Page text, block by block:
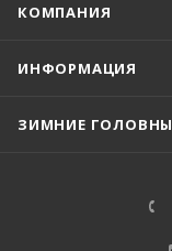
КОМПАНИЯ
ИНФОРМАЦИЯ
ЗИМНИЕ